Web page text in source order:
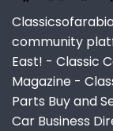
community
East! - Classic
Magazine -
Parts Buy and
Car Business